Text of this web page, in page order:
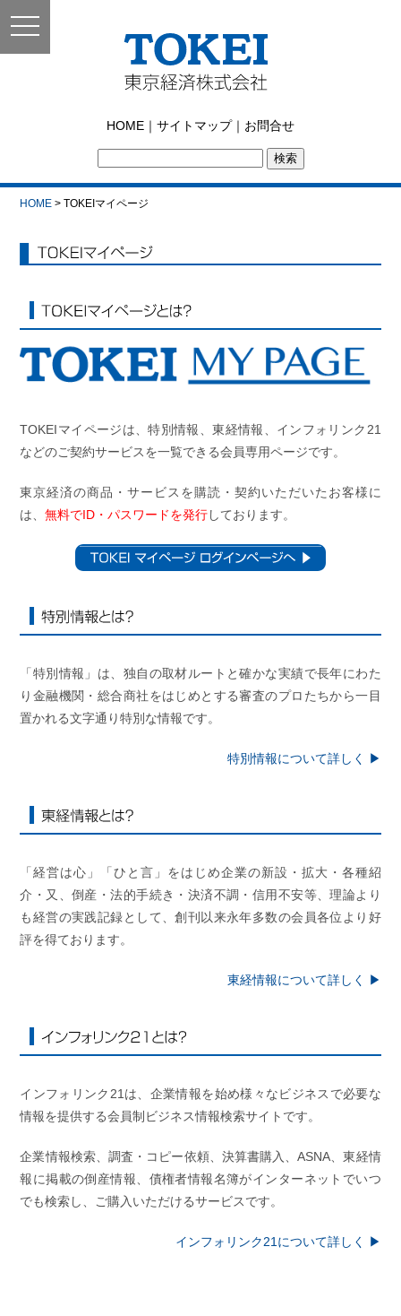
TOKEI
HOME ｜ サイトマップ｜ お問合せ
HOME > TOKEIマイページ
toggle
navigation
TOKEIマイページは、特別情報、東経情報、インフォリンク21
などのご契約サービスを一覧できる会員専用ページです。
東京経済の商品・サービスを購読・契約いただいたお客様に
は、無料でID・パスワードを発行しております。
「特別情報」は、独自の取材ルートと確かな実績で長年にわた
り金融機関・総合商社をはじめとする審査のプロたちから一目
置かれる文字通り特別な情報です。
特別情報について詳しく ▶︎
「経営は心」「ひと言」をはじめ企業の新設・拡大・各種紹
介・又、倒産・法的手続き・決済不調・信用不安等、理論より
も経営の実践記録として、創刊以来永年多数の会員各位より好
評を得ております。
東経情報について詳しく ▶︎
インフォリンク21は、企業情報を始め様々なビジネスで必要な
情報を提供する会員制ビジネス情報検索サイトです。
企業情報検索、調査・コピー依頼、決算書購入、ASNA、東経情
報に掲載の倒産情報、債権者情報名簿がインターネットでいつ
でも検索し、ご購入いただけるサービスです。
インフォリンク21について詳しく ▶︎